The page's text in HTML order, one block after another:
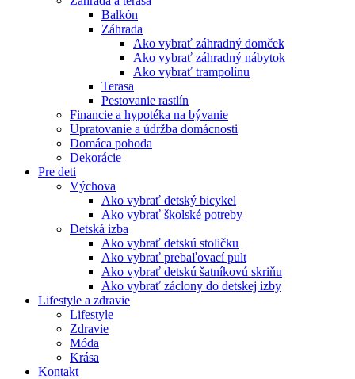
Balkón
Záhrada
Ako vybrať záhradný domček
Ako vybrať záhradný nábytok
Ako vybrať trampolínu
Terasa
Pestovanie rastlín
Financie a hypotéka na bývanie
Upratovanie a údržba domácnosti
Domáca pohoda
Dekorácie
Pre deti
Výchova
Ako vybrať detský bicykel
Ako vybrať školské potreby
Detská izba
Ako vybrať detskú stoličku
Ako vybrať prebaľovací pult
Ako vybrať detskú šatníkovú skriňu
Ako vybrať záclony do detskej izby
Lifestyle a zdravie
Lifestyle
Zdravie
Móda
Krása
Kontakt